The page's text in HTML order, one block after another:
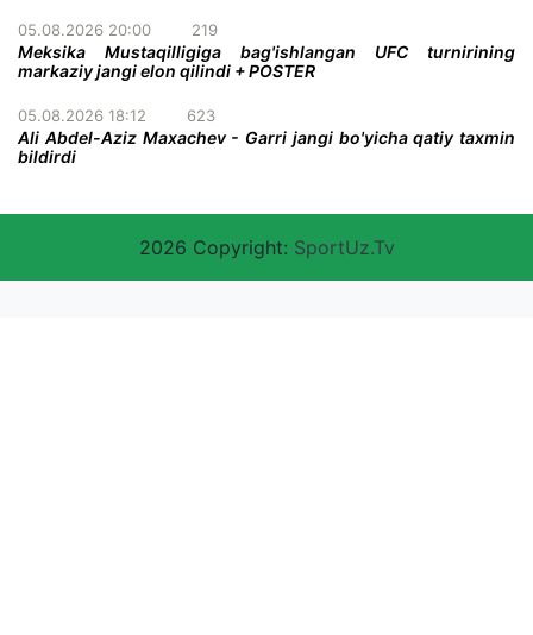
05.08.2026 20:00 219
Meksika Mustaqilligiga bag'ishlangan UFC turnirining
markaziy jangi elon qilindi + POSTER
05.08.2026 18:12 623
Ali Abdel-Aziz Maxachev - Garri jangi bo'yicha qatiy taxmin
bildirdi
2026 Copyright: SportUz.Tv